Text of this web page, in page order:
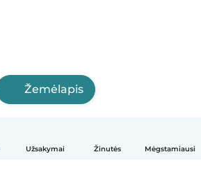
Užsakymai Žinutės Mėgstamiausi
Žemėlapis